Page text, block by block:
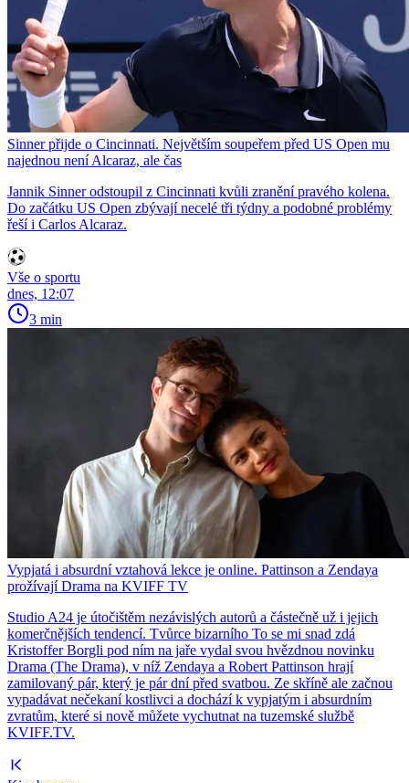
Sinner přijde o Cincinnati. Největším soupeřem před US Open mu
najednou není Alcaraz, ale čas
Jannik Sinner odstoupil z Cincinnati kvůli zranění pravého kolena.
Do začátku US Open zbývají necelé tři týdny a podobné problémy
řeší i Carlos Alcaraz.
Vše o sportu
dnes, 12:07
3 min
Vypjatá i absurdní vztahová lekce je online. Pattinson a Zendaya
prožívají Drama na KVIFF TV
Studio A24 je útočištěm nezávislých autorů a částečně už i jejich
komerčnějších tendencí. Tvůrce bizarního To se mi snad zdá
Kristoffer Borgli pod ním na jaře vydal svou hvězdnou novinku
Drama (The Drama), v níž Zendaya a Robert Pattinson hrají
zamilovaný pár, který je pár dní před svatbou. Ze skříně ale začnou
vypadávat nečekaní kostlivci a dochází k vypjatým i absurdním
zvratům, které si nově můžete vychutnat na tuzemské službě
KVIFF.TV.